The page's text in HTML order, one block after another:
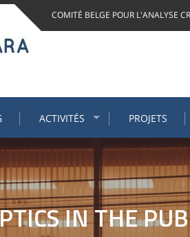
COMITÉ BELGE POUR L'ANALYSE
ACTIVITÉS PROJETS
IN THE PUB